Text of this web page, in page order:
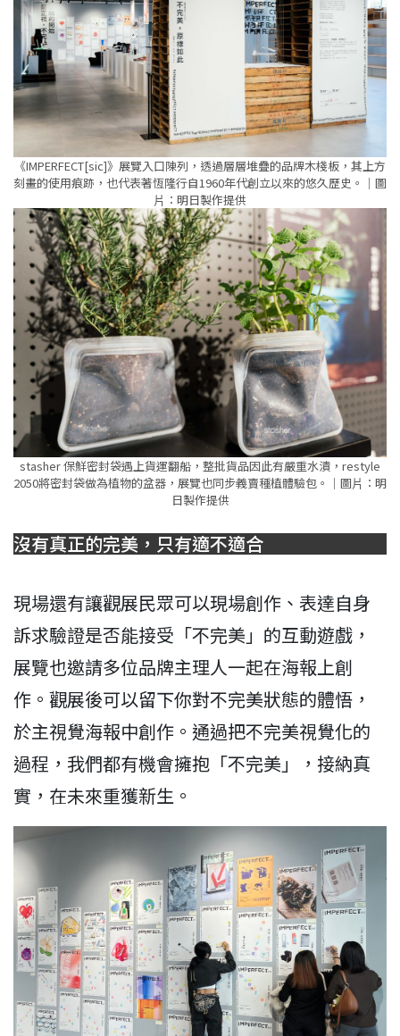
《IMPERFECT[sic]》展覽入口陳列，透過層層堆疊的品牌木棧板，其上方
刻畫的使用痕跡，也代表著恆隆行自1960年代創立以來的悠久歷史。｜圖
⽚：明日製作提供
stasher 保鮮密封袋遇上貨運翻船，整批貨品因此有嚴重水漬，restyle
2050將密封袋做為植物的盆器，展覽也同步義賣種植體驗包。｜圖⽚：明
日製作提供
沒有真正的完美，只有適不適合
現場還有讓觀展民眾可以現場創作、表達自身
訴求驗證是否能接受「不完美」的互動遊戲，
展覽也邀請多位品牌主理人一起在海報上創
作。觀展後可以留下你對不完美狀態的體悟，
於主視覺海報中創作。通過把不完美視覺化的
過程，我們都有機會擁抱「不完美」，接納真
實，在未來重獲新生。